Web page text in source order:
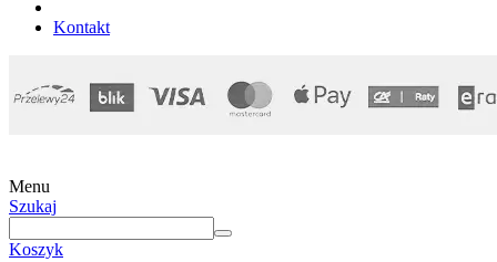
Kontakt
Menu
Szukaj
Koszyk